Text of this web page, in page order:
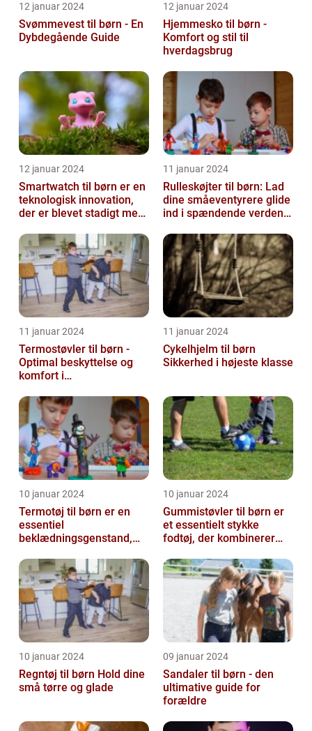
12 januar 2024
Svømmevest til børn - En
Dybdegående Guide
12 januar 2024
Hjemmesko til børn -
Komfort og stil til
hverdagsbrug
12 januar 2024
Smartwatch til børn er en
teknologisk innovation,
der er blevet stadigt mere
11 januar 2024
Rulleskøjter til børn: Lad
dine småeventyrere glide
ind i spændende verden
11 januar 2024
Termostøvler til børn -
Optimal beskyttelse og
komfort i
11 januar 2024
Cykelhjelm til børn
Sikkerhed i højeste klasse
10 januar 2024
Termotøj til børn er en
essentiel
beklædningsgenstand,
rolle i at holde vor...
10 januar 2024
Gummistøvler til børn er
et essentielt stykke
fodtøj, der kombinerer
stil...
10 januar 2024
Regntøj til børn Hold dine
små tørre og glade
09 januar 2024
Sandaler til børn - den
ultimative guide for
forældre